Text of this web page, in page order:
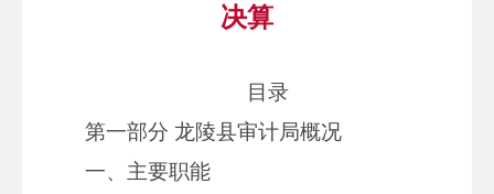
决算
目录
第一部分 龙陵县审计局概况
一、主要职能